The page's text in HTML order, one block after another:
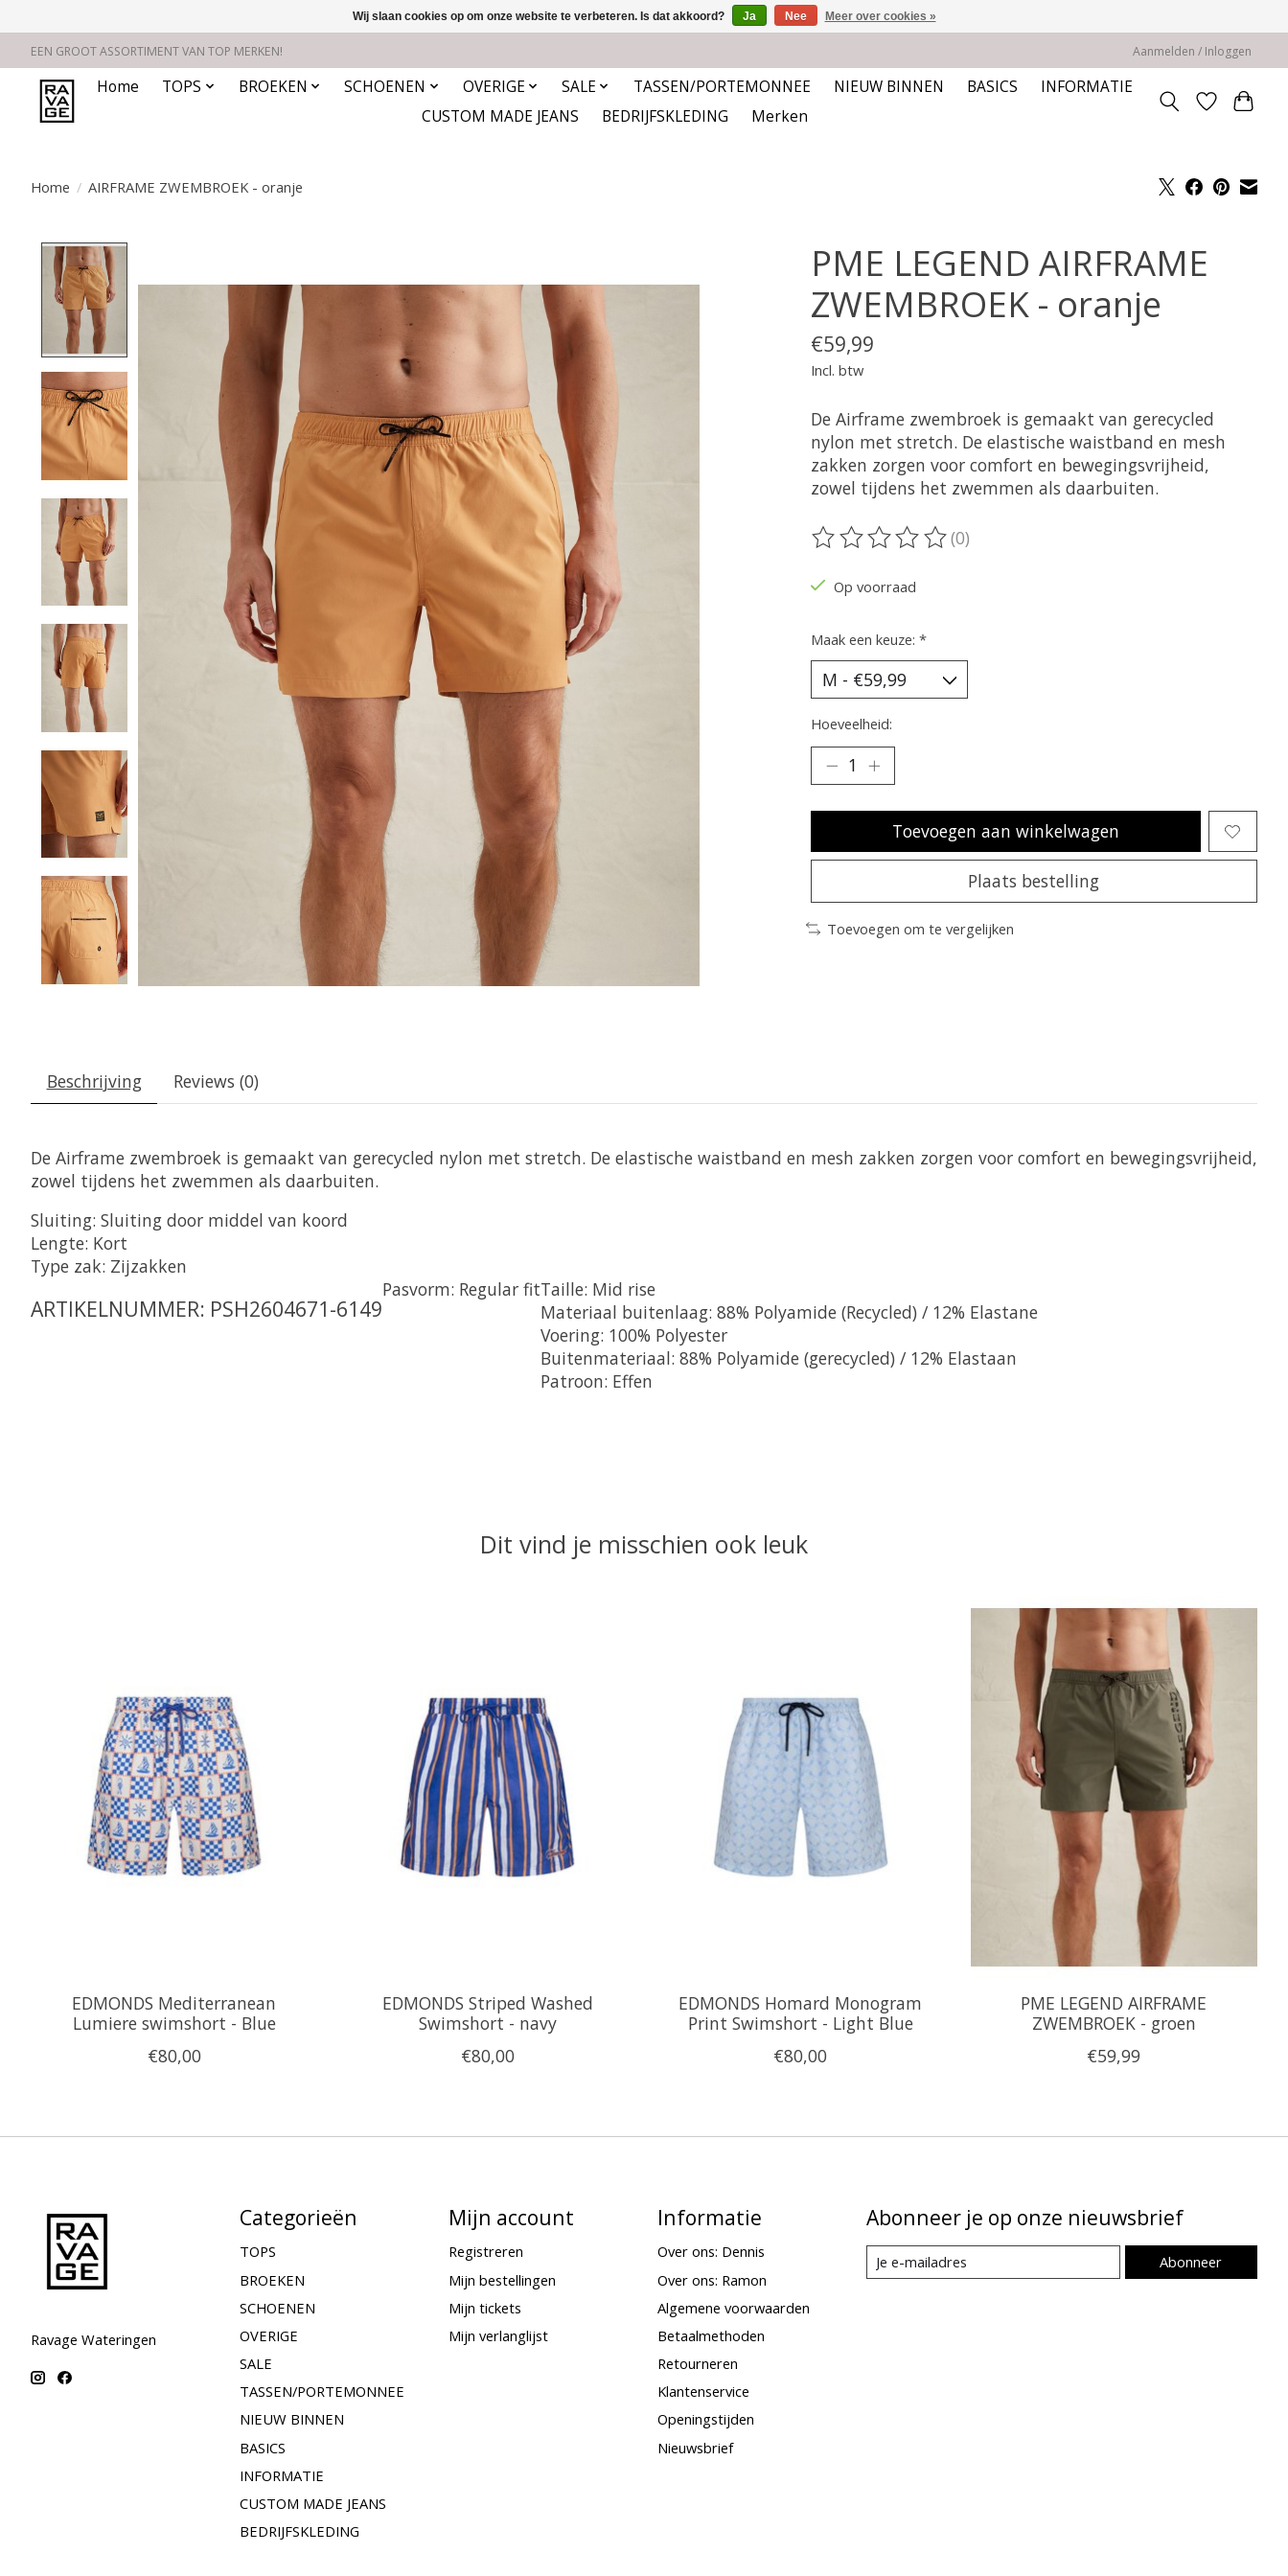
EEN GROOT ASSORTIMENT VAN TOP MERKEN! Aanmelden / Inloggen
Home TOPS BROEKEN SCHOENEN OVERIGE SALE TASSEN/PORTEMONNEE NIEUW BINNEN BASICS
INFORMATIE
CUSTOM MADE JEANS
BEDRIJFSKLEDING Merken
Home / AIRFRAME ZWEMBROEK - oranje
PME LEGEND AIRFRAME
ZWEMBROEK - oranje
€59,99
Incl. btw
De Airframe zwembroek is gemaakt van gerecycled
nylon met stretch. De elastische waistband en mesh
zakken zorgen voor comfort en bewegingsvrijheid,
zowel tijdens het zwemmen als daarbuiten.
De beoordeling van dit product is
(0)
Op voorraad
Maak een keuze: *
Hoeveelheid:
Toevoegen aan winkelwagen
Plaats bestelling
Toevoegen om te vergelijken
Beschrijving Reviews (0)
De Airframe zwembroek is gemaakt van gerecycled nylon met stretch. De elastische waistband en mesh zakken zorgen voor comfort en bewegingsvrijheid,
zowel tijdens het zwemmen als daarbuiten.
Sluiting: Sluiting door middel van koord
Lengte: Kort
Type zak: Zijzakken
ARTIKELNUMMER: PSH2604671-6149
Pasvorm: Regular fitTaille: Mid rise
Materiaal buitenlaag: 88% Polyamide (Recycled) / 12% Elastane
Voering: 100% Polyester
Buitenmateriaal: 88% Polyamide (gerecycled) / 12% Elastaan
Patroon: Effen
Dit vind je misschien ook leuk
EDMONDS Mediterranean
Lumiere swimshort - Blue
€80,00
EDMONDS Striped Washed
Swimshort - navy
€80,00
EDMONDS Homard Monogram
Print Swimshort - Light Blue
€80,00
PME LEGEND AIRFRAME
ZWEMBROEK - groen
€59,99
Ravage Wateringen
Categorieën
TOPS
BROEKEN
SCHOENEN
OVERIGE
SALE
TASSEN/PORTEMONNEE
NIEUW BINNEN
BASICS
INFORMATIE
CUSTOM MADE JEANS
BEDRIJFSKLEDING
Mijn account
Registreren
Mijn bestellingen
Mijn tickets
Mijn verlanglijst
Informatie
Over ons: Dennis
Over ons: Ramon
Algemene voorwaarden
Betaalmethoden
Retourneren
Klantenservice
Openingstijden
Nieuwsbrief
Abonneer je op onze nieuwsbrief
Abonneer
Wij slaan cookies op om onze website te verbeteren. Is dat akkoord? Ja Nee Meer over cookies »